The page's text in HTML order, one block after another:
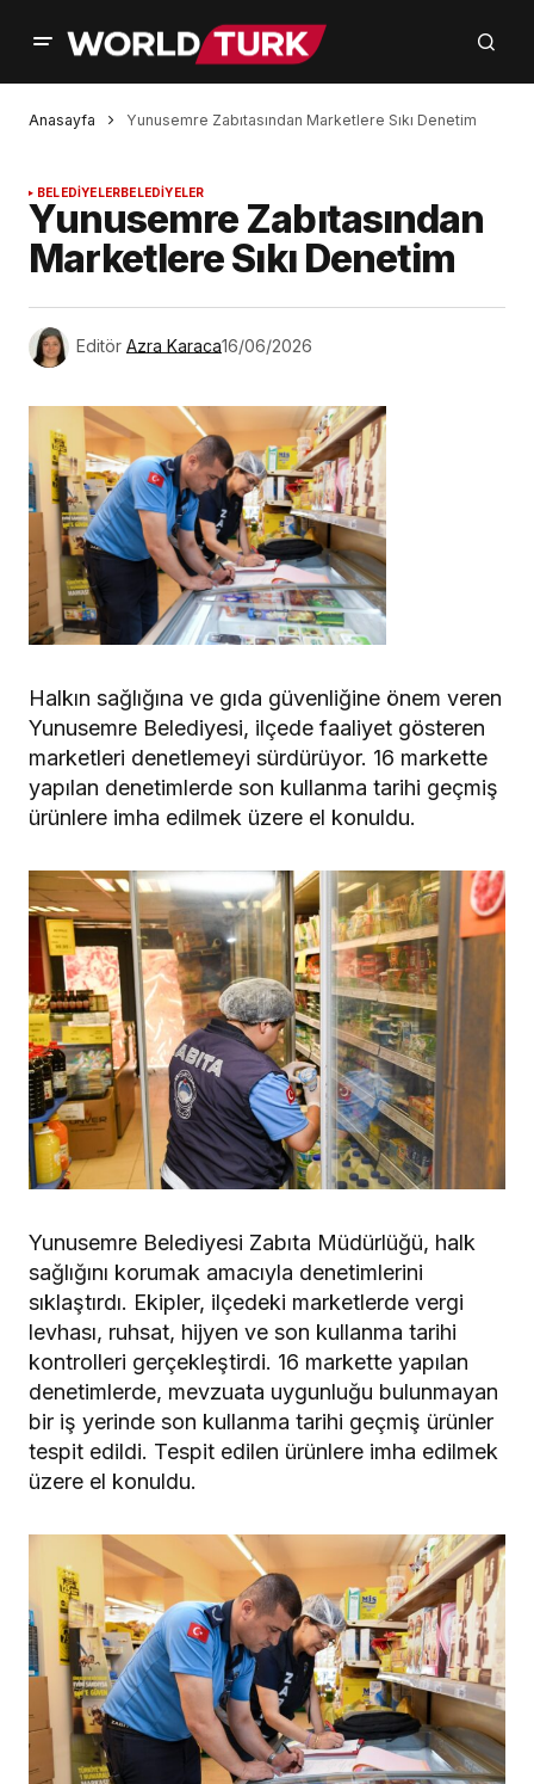
Anasayfa Yunusemre Zabıtasından Marketlere Sıkı Denetim
BELEDİYELERBELEDİYELER
Yunusemre Zabıtasından
Marketlere Sıkı Denetim
Editör Azra Karaca16/06/2026
Halkın sağlığına ve gıda güvenliğine önem veren
Yunusemre Belediyesi, ilçede faaliyet gösteren
marketleri denetlemeyi sürdürüyor. 16 markette
yapılan denetimlerde son kullanma tarihi geçmiş
ürünlere imha edilmek üzere el konuldu.
Yunusemre Belediyesi Zabıta Müdürlüğü, halk
sağlığını korumak amacıyla denetimlerini
sıklaştırdı. Ekipler, ilçedeki marketlerde vergi
levhası, ruhsat, hijyen ve son kullanma tarihi
kontrolleri gerçekleştirdi. 16 markette yapılan
denetimlerde, mevzuata uygunluğu bulunmayan
bir iş yerinde son kullanma tarihi geçmiş ürünler
tespit edildi. Tespit edilen ürünlere imha edilmek
üzere el konuldu.